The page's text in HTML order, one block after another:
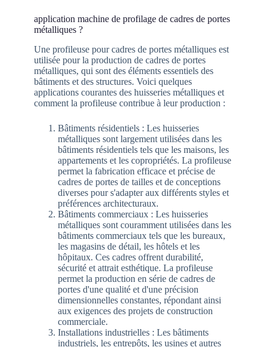
application machine de profilage de cadres de portes
métalliques ?
Une profileuse pour cadres de portes métalliques est
utilisée pour la production de cadres de portes
métalliques, qui sont des éléments essentiels des
bâtiments et des structures. Voici quelques
applications courantes des huisseries métalliques et
comment la profileuse contribue à leur production :
Bâtiments résidentiels : Les huisseries
métalliques sont largement utilisées dans les
bâtiments résidentiels tels que les maisons, les
appartements et les copropriétés. La profileuse
permet la fabrication efficace et précise de
cadres de portes de tailles et de conceptions
diverses pour s'adapter aux différents styles et
préférences architecturaux.
Bâtiments commerciaux : Les huisseries
métalliques sont couramment utilisées dans les
bâtiments commerciaux tels que les bureaux,
les magasins de détail, les hôtels et les
hôpitaux. Ces cadres offrent durabilité,
sécurité et attrait esthétique. La profileuse
permet la production en série de cadres de
portes d'une qualité et d'une précision
dimensionnelles constantes, répondant ainsi
aux exigences des projets de construction
commerciale.
Installations industrielles : Les bâtiments
industriels, les entrepôts, les usines et autres